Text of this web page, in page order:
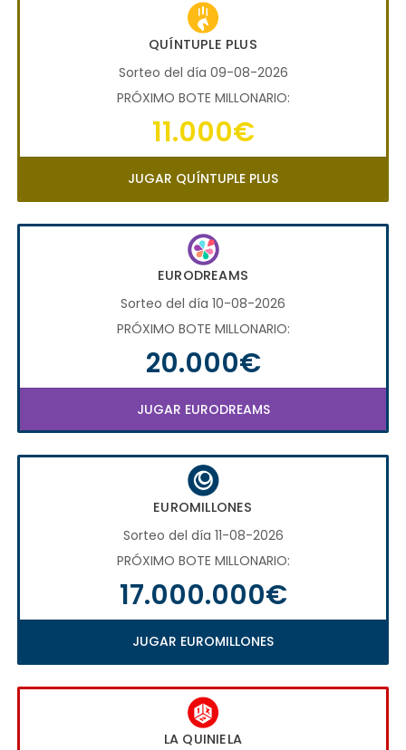
QUÍNTUPLE PLUS
Sorteo del día 09-08-2026
PRÓXIMO BOTE MILLONARIO:
11.000€
JUGAR QUÍNTUPLE PLUS
EURODREAMS
Sorteo del día 10-08-2026
PRÓXIMO BOTE MILLONARIO:
20.000€
JUGAR EURODREAMS
EUROMILLONES
Sorteo del día 11-08-2026
PRÓXIMO BOTE MILLONARIO:
17.000.000€
JUGAR EUROMILLONES
LA QUINIELA